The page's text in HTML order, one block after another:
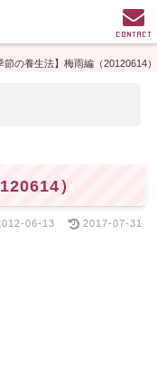
節の養生法】梅雨編（20120614）
）
06-13 2017-07-31
CONTACT